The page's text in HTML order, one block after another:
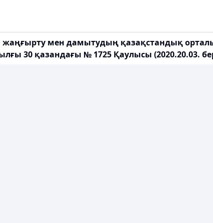
мен дамытудың қазақстандық
30 қазандағы № 1725 Қаулысы (2020.20.03.